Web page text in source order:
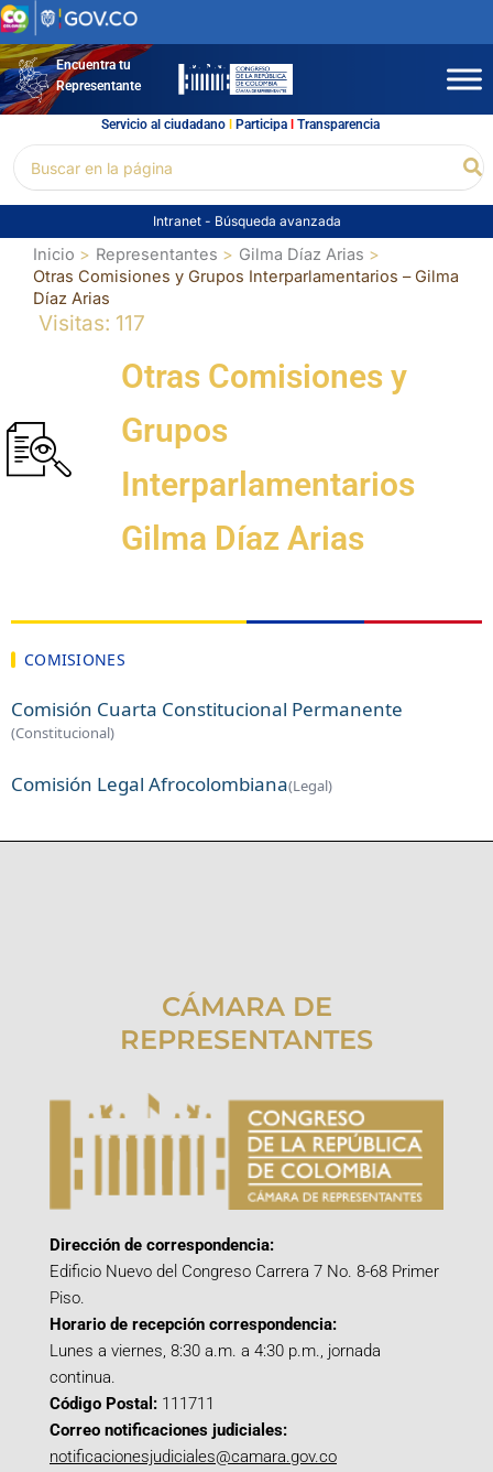
Ir
al
contenidoEncuentra tu
Representante
Servicio al ciudadano l Participal Transparencia
por:
Intranet - Búsqueda avanzada
Inicio Representantes
Gilma Díaz Arias
Otras Comisiones y Grupos Interparlamentarios – Gilma
Díaz Arias
Visitas: 117
Otras Comisiones y
Grupos
Interparlamentarios
Gilma Díaz Arias
COMISIONES
Comisión Cuarta Constitucional Permanente
(Constitucional)
Comisión Legal Afrocolombiana(Legal)
CÁMARA DE
REPRESENTANTES
Dirección de correspondencia:
Edificio Nuevo del Congreso Carrera 7 No. 8-68 Primer
Piso.
Horario de recepción correspondencia:
Lunes a viernes, 8:30 a.m. a 4:30 p.m., jornada
continua.
Código Postal: 111711
Correo notificaciones judiciales:
notificacionesjudiciales@camara.gov.co